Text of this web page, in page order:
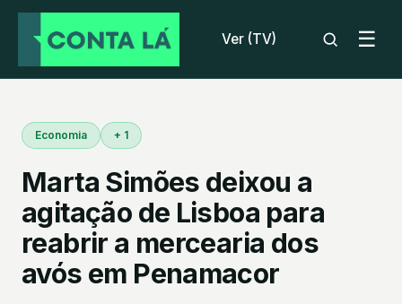
Ver (TV) ☰
Economia + 1
Marta Simões deixou a
agitação de Lisboa para
reabrir a mercearia dos
avós em Penamacor